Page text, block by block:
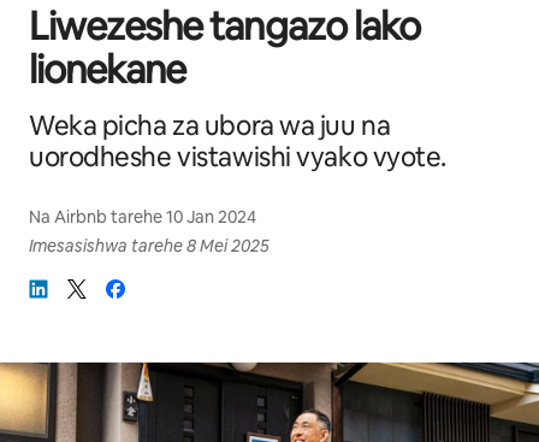
Liwezeshe tangazo lako
lionekane
Weka picha za ubora wa juu na
uorodheshe vistawishi vyako vyote.
Na Airbnb tarehe10 Jan 2024
Imesasishwa tarehe8 Mei 2025